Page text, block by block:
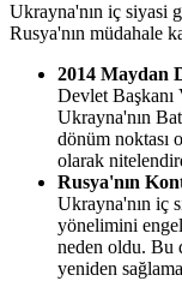
Ukrayna'nın iç siyasi
Rusya'nın müdahale
2014 Maydan
Devlet
Ukrayna'nın
dönüm noktası
olarak
Rusya'nın
Ukrayna'nın iç
yönelimini
neden oldu. Bu
yeniden